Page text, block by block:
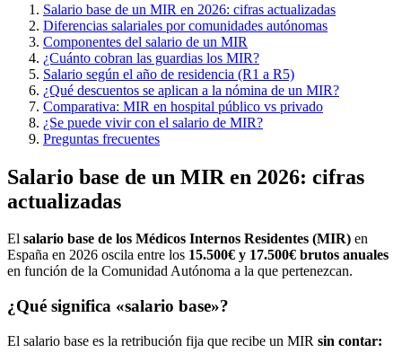
Salario base de un MIR en 2026: cifras actualizadas
Diferencias salariales por comunidades autónomas
Componentes del salario de un MIR
¿Cuánto cobran las guardias los MIR?
Salario según el año de residencia (R1 a R5)
¿Qué descuentos se aplican a la nómina de un MIR?
Comparativa: MIR en hospital público vs privado
¿Se puede vivir con el salario de MIR?
Preguntas frecuentes
Salario base de un MIR en 2026: cifras
actualizadas
El salario base de los Médicos Internos Residentes (MIR) en
España en 2026 oscila entre los 15.500€ y 17.500€ brutos anuales
en función de la Comunidad Autónoma a la que pertenezcan.
¿Qué significa «salario base»?
El salario base es la retribución fija que recibe un MIR sin contar: